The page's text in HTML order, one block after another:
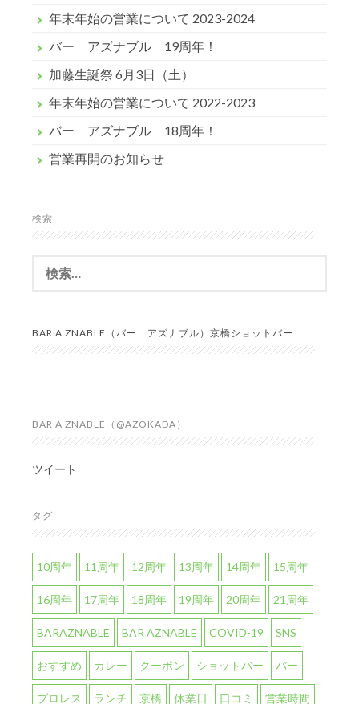
年末年始の営業について 2023-2024
バー アズナブル 19周年！
加藤生誕祭 6月3日（土）
年末年始の営業について 2022-2023
バー アズナブル 18周年！
営業再開のお知らせ
検索
BAR A ZNABLE（バー アズナブル）京橋ショットバー
BAR A ZNABLE（@AZOKADA）
ツイート
タグ
10周年 11周年 12周年 13周年 14周年 15周年
16周年 17周年 18周年 19周年 20周年 21周年
BARAZNABLE BAR AZNABLE COVID-19 SNS
おすすめ カレー クーポン ショットバー バー
プロレス ランチ 京橋 休業日 口コミ 営業時間